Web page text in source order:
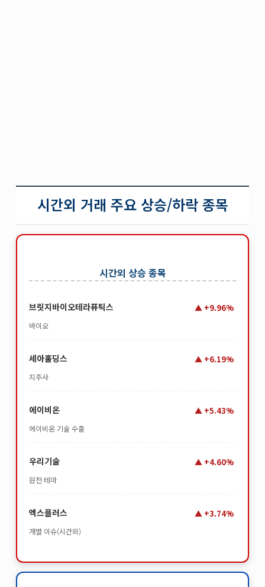
시간외 거래 주요 상승/하락 종목
시간외 상승 종목
브릿지바이오테라퓨틱스
바이오
+9.96%
세아홀딩스
지주사
+6.19%
에이비온
에이비온 기술 수출
+5.43%
우리기술
원전 테마
+4.60%
엑스플러스
개별 이슈(시간외)
+3.74%